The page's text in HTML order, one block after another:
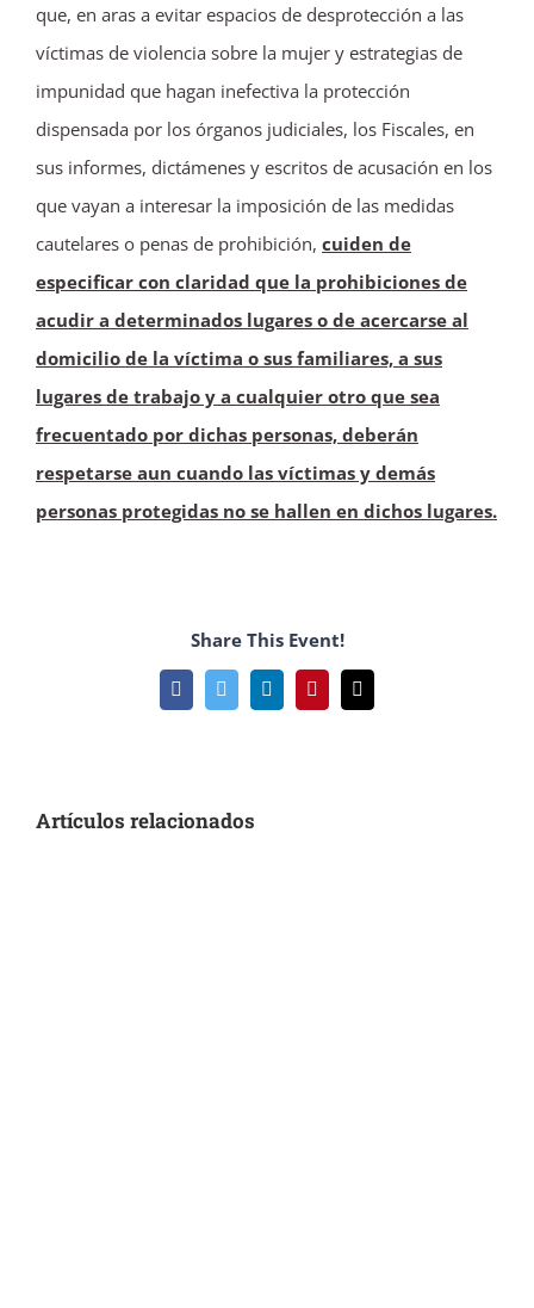
que, en aras a evitar espacios de desprotección a las
víctimas de violencia sobre la mujer y estrategias de
impunidad que hagan inefectiva la protección
dispensada por los órganos judiciales, los Fiscales, en
sus informes, dictámenes y escritos de acusación en los
que vayan a interesar la imposición de las medidas
cautelares o penas de prohibición, cuiden de
especificar con claridad que la prohibiciones de
acudir a determinados lugares o de acercarse al
domicilio de la víctima o sus familiares, a sus
lugares de trabajo y a cualquier otro que sea
frecuentado por dichas personas, deberán
respetarse aun cuando las víctimas y demás
personas protegidas no se hallen en dichos lugares.
Share This Event!
FacebookTwitterLinkedInPinterestCorreo
electrónico
Artículos relacionados